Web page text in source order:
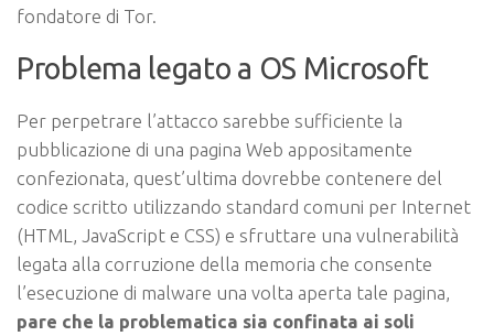
fondatore di Tor.
Problema legato a OS Microsoft
Per perpetrare l’attacco sarebbe sufficiente la
pubblicazione di una pagina Web appositamente
confezionata, quest’ultima dovrebbe contenere del
codice scritto utilizzando standard comuni per Internet
(HTML, JavaScript e CSS) e sfruttare una vulnerabilità
legata alla corruzione della memoria che consente
l’esecuzione di malware una volta aperta tale pagina,
pare che la problematica sia confinata ai soli